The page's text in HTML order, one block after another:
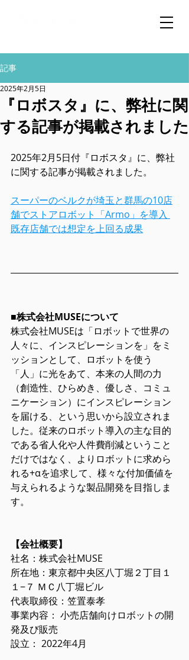
記事
『ロボスタ』に、弊社に関
する記事が掲載されました
2025年2月5日
2025年2月5日付『ロボスタ』に、弊社
に関する記事が掲載されました。
スーパーのベルクが埼玉と群馬の10店
舗でストアロボット「Armo」を導入
既存店舗では想定を上回る成果
■株式会社MUSEについて
株式会社MUSEは「ロボットで世界の
人々に、インスピレーションを」をミ
ッションとして、ロボットを使う
「人」に光をあて、本来の人間の力
（創造性、ひらめき、優しさ、コミュ
ニケーション）にインスピレーション
を届ける、という思いから設立されま
した。従来のロボット導入の主な目的
である省人化や人件費削減ということ
だけではなく、よりロボットに求めら
れる+αを追求して、様々な付加価値を
与えられるような製品開発を目指しま
す。
【会社概要】
社名：株式会社MUSE
所在地： 東京都中央区八丁堀２丁目１
１−７ ＭＣ八丁堀ビル
代表取締役：笠置泰孝
事業内容： 小売店舗向けロボットの開
発及び販売
設立： 2022年4月